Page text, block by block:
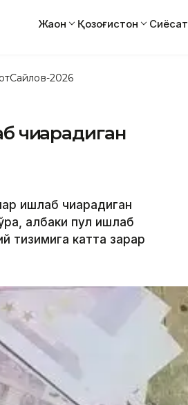
Жаҳон Қозоғистон Сиёсат
Сайлов-2026
чиқарадиган
ишлаб чиқарадиган
қалбаки пул ишлаб
тизимига катта зарар